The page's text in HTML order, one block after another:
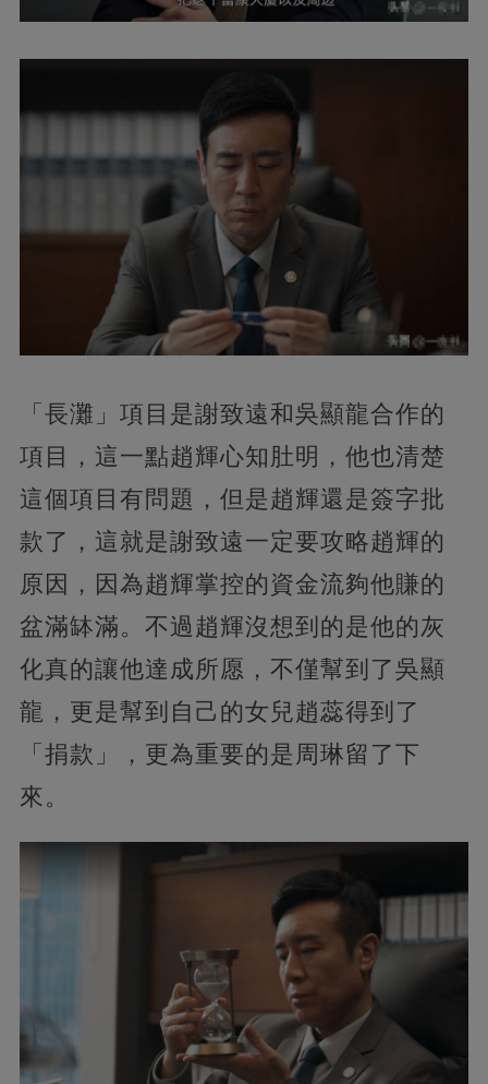
「長灘」項目是謝致遠和吳顯龍合作的
項目，這一點趙輝心知肚明，他也清楚
這個項目有問題，但是趙輝還是簽字批
款了，這就是謝致遠一定要攻略趙輝的
原因，因為趙輝掌控的資金流夠他賺的
盆滿缽滿。不過趙輝沒想到的是他的灰
化真的讓他達成所愿，不僅幫到了吳顯
龍，更是幫到自己的女兒趙蕊得到了
「捐款」，更為重要的是周琳留了下
來。